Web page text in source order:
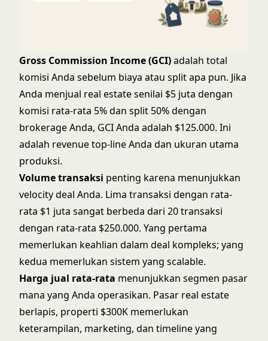
Gross Commission Income (GCI)adalah total
komisi Anda sebelum biaya atau split apa pun. Jika
Anda menjual real estate senilai $5 juta dengan
komisi rata-rata 5% dan split 50% dengan
brokerage Anda, GCI Anda adalah $125.000. Ini
adalah revenue top-line Anda dan ukuran utama
produksi.
Volume transaksi penting karena menunjukkan
velocity deal Anda. Lima transaksi dengan rata-
rata $1 juta sangat berbeda dari 20 transaksi
dengan rata-rata $250.000. Yang pertama
memerlukan keahlian dalam deal kompleks; yang
kedua memerlukan sistem yang scalable.
Harga jual rata-rata menunjukkan segmen pasar
mana yang Anda operasikan. Pasar real estate
berlapis, properti $300K memerlukan
keterampilan, marketing, dan timeline yang